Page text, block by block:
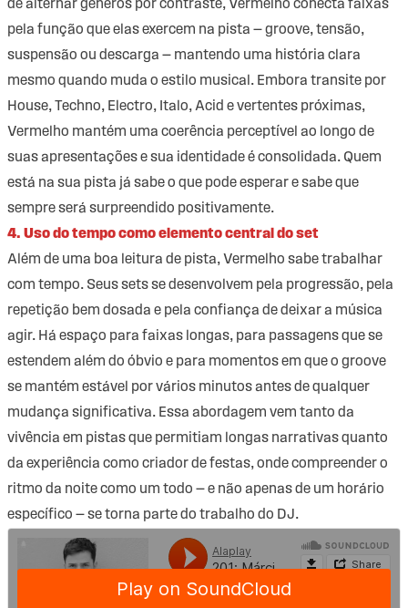
de alternar gêneros por contraste, Vermelho conecta faixas
pela função que elas exercem na pista — groove, tensão,
suspensão ou descarga — mantendo uma história clara
mesmo quando muda o estilo musical. Embora transite por
House, Techno, Electro, Italo, Acid e vertentes próximas,
Vermelho mantém uma coerência perceptível ao longo de
suas apresentações e sua identidade é consolidada. Quem
está na sua pista já sabe o que pode esperar e sabe que
sempre será surpreendido positivamente.
4. Uso do tempo como elemento central do set
Além de uma boa leitura de pista, Vermelho sabe trabalhar
com tempo. Seus sets se desenvolvem pela progressão, pela
repetição bem dosada e pela confiança de deixar a música
agir. Há espaço para faixas longas, para passagens que se
estendem além do óbvio e para momentos em que o groove
se mantém estável por vários minutos antes de qualquer
mudança significativa. Essa abordagem vem tanto da
vivência em pistas que permitiam longas narrativas quanto
da experiência como criador de festas, onde compreender o
ritmo da noite como um todo — e não apenas de um horário
específico — se torna parte do trabalho do DJ.